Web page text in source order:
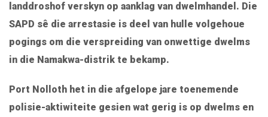
landdroshof verskyn op aanklag van dwelmhandel. Die
SAPD sê die arrestasie is deel van hulle volgehoue
pogings om die verspreiding van onwettige dwelms
in die Namakwa-distrik te bekamp.
Port Nolloth het in die afgelope jare toenemende
polisie-aktiwiteite gesien wat gerig is op dwelms en